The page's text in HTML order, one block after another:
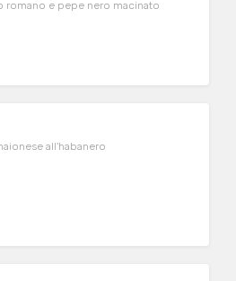
romano e pepe nero macinato
all'habanero